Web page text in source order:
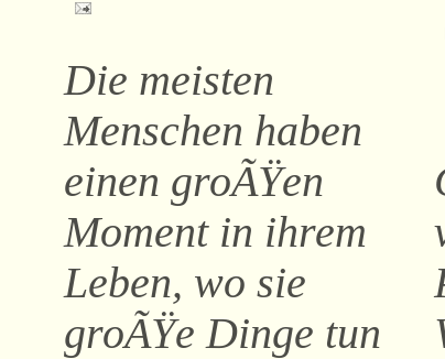
Die meisten
Menschen haben
einen groÃŸen
Moment in ihrem
Leben, wo sie
groÃŸe Dinge tun